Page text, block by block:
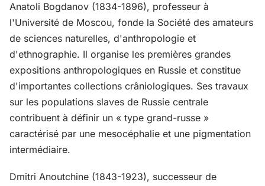
Anatoli Bogdanov (1834-1896), professeur à
l'Université de Moscou, fonde la Société des amateurs
de sciences naturelles, d'anthropologie et
d'ethnographie. Il organise les premières grandes
expositions anthropologiques en Russie et constitue
d'importantes collections crâniologiques. Ses travaux
sur les populations slaves de Russie centrale
contribuent à définir un « type grand-russe »
caractérisé par une mesocéphalie et une pigmentation
intermédiaire.
Dmitri Anoutchine (1843-1923), successeur de